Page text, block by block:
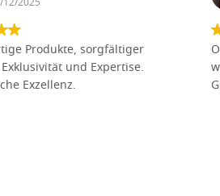
Produkte, sorgfältiger
und Expertise.
Exzellenz.